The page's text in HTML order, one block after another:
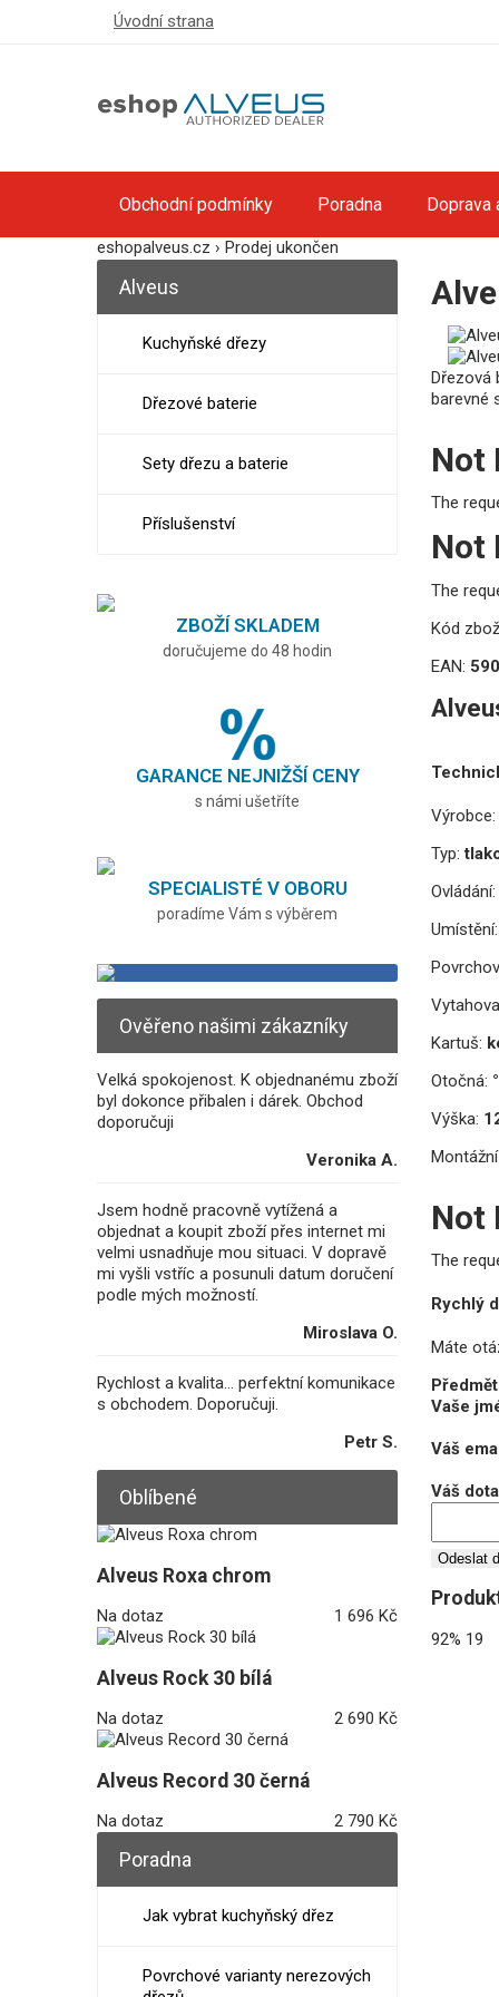
Úvodní strana
Obchodní podmínky Poradna Doprava
eshopalveus.cz › Prodej ukončen
Dřezová
barevné
Not
The
Not
The
Kód
EAN:
Výrobce:
Typ:
Ovládání:
Umístění:
Kartuš:
Otočná: °
Výška:
Not
The
Rychlý
Máte
Předmět
Vaše
Váš
Váš
Odeslat
92% 19
Alveus
Kuchyňské dřezy
Dřezové baterie
Sety dřezu a baterie
Příslušenství
ZBOŽÍ SKLADEM
doručujeme do 48 hodin
GARANCE NEJNIŽŠÍ CENY
s námi ušetříte
SPECIALISTÉ V OBORU
poradíme Vám s výběrem
Ověřeno našimi zákazníky
Velká spokojenost. K objednanému zboží
byl dokonce přibalen i dárek. Obchod
doporučuji
Veronika A.
Jsem hodně pracovně vytížená a
objednat a koupit zboží přes internet mi
velmi usnadňuje mou situaci. V dopravě
mi vyšli vstříc a posunuli datum doručení
podle mých možností.
Miroslava O.
Rychlost a kvalita... perfektní komunikace
s obchodem. Doporučuji.
Petr S.
Oblíbené
Alveus Roxa chrom
Na dotaz 1 696 Kč
Alveus Rock 30 bílá
Na dotaz 2 690 Kč
Alveus Record 30 černá
Na dotaz 2 790 Kč
Poradna
Jak vybrat kuchyňský dřez
Povrchové varianty nerezových